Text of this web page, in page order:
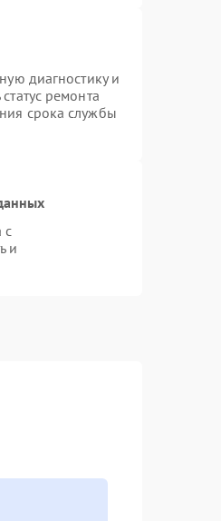
диагностику и
ремонта
срока службы
с
и